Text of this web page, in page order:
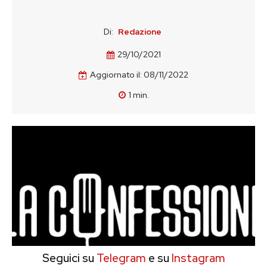
Di: Redazione
29/10/2021
Aggiornato il: 08/11/2022
1 min.
Seguici su Telegram e su Instagram